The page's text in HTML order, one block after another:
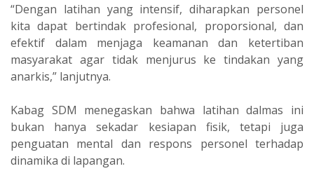
“Dengan latihan yang intensif, diharapkan personel
kita dapat bertindak profesional, proporsional, dan
efektif dalam menjaga keamanan dan ketertiban
masyarakat agar tidak menjurus ke tindakan yang
anarkis,” lanjutnya.
Kabag SDM menegaskan bahwa latihan dalmas ini
bukan hanya sekadar kesiapan fisik, tetapi juga
penguatan mental dan respons personel terhadap
dinamika di lapangan.